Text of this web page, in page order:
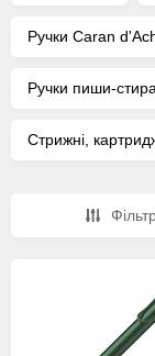
Ручки Caran
Ручки пиши-
Стрижні,